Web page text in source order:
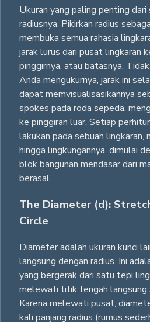
Ukuran yang paling penting
radiusnya. Pikirkan radius
membuka semua rahasia
jarak lurus dari pusat lingkaran
pinggirnya, atau batasnya.
Anda mengukurnya, jarak ini
dapat memvisualisasikannya
spokes pada roda sepeda,
ke pinggiran luar. Setiap
lakukan pada sebuah lingkaran,
hingga lingkungannya, dimulai
blok bangunan mendasar dari
berasal.
The Diameter (d):
Circle
Diameter adalah ukuran kunci
langsung dengan radius. Ini
yang bergerak dari satu tepi
melewati titik tengah langsung
Karena melewati pusat,
kali panjang radius (rumus